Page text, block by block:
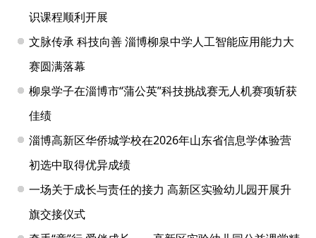
识课程顺利开展
文脉传承 科技向善 淄博柳泉中学人工智能应用能力大
赛圆满落幕
柳泉学子在淄博市“蒲公英”科技挑战赛无人机赛项斩获
佳绩
淄博高新区华侨城学校在2026年山东省信息学体验营
初选中取得优异成绩
一场关于成长与责任的接力 高新区实验幼儿园开展升
旗交接仪式